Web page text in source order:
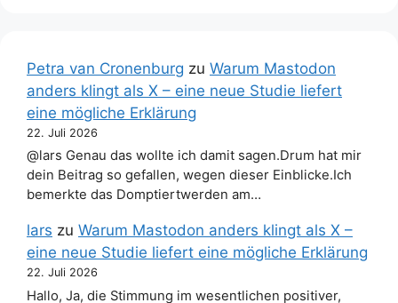
Petra van Cronenburg zu Warum Mastodon
anders klingt als X – eine neue Studie liefert
eine mögliche Erklärung
22. Juli 2026
@lars Genau das wollte ich damit sagen.Drum hat mir
dein Beitrag so gefallen, wegen dieser Einblicke.Ich
bemerkte das Domptiertwerden am…
lars zu Warum Mastodon anders klingt als X –
eine neue Studie liefert eine mögliche Erklärung
22. Juli 2026
Hallo, Ja, die Stimmung im wesentlichen positiver,